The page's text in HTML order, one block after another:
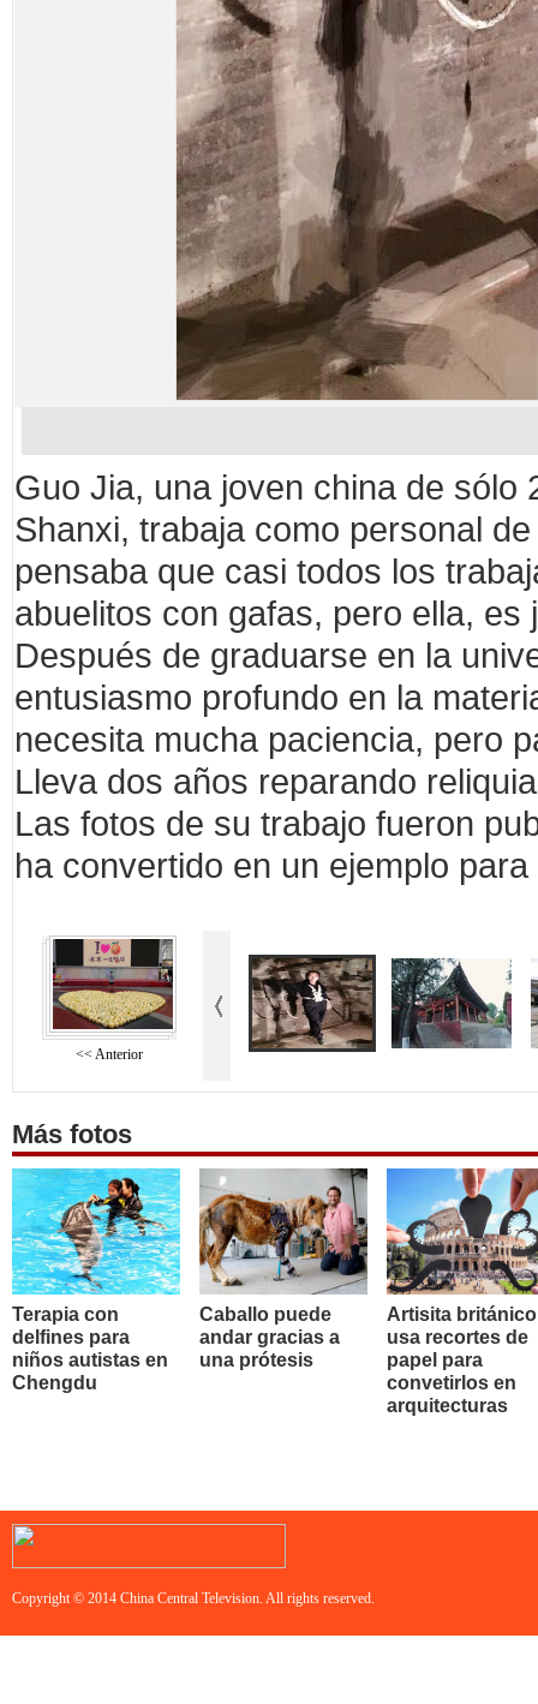
Guo Jia, una joven china de sólo
Shanxi, trabaja como personal
pensaba que casi todos los
abuelitos con gafas, pero ella,
Después de graduarse en la
entusiasmo profundo en la
necesita mucha paciencia, pero
Lleva dos años reparando
Las fotos de su trabajo fueron
ha convertido en un ejemplo
<< Anterior
Más fotos
Terapia con
delfines para
niños autistas en
Chengdu
Caballo puede
andar gracias a
una prótesis
Artisita británico
usa recortes de
papel para
convetirlos en
arquitecturas
Copyright © 2014 China Central Television. All rights reserved.